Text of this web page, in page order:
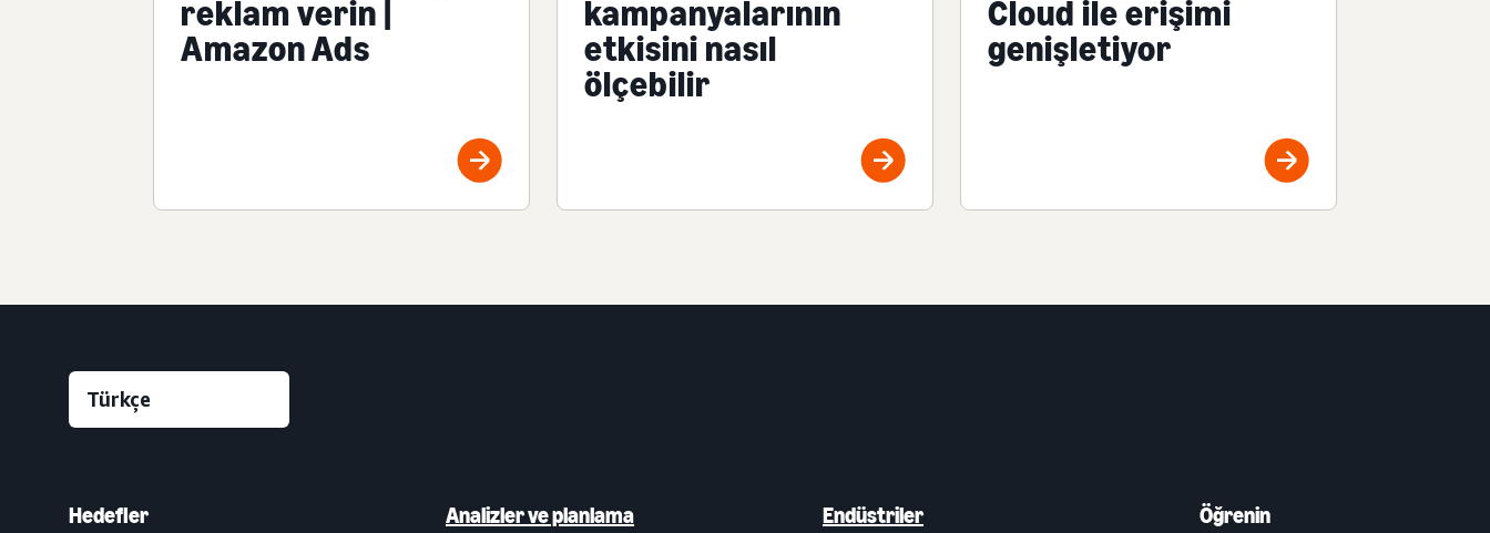
reklam verin |
Amazon Ads
kampanyalarının
etkisini nasıl
ölçebilir
Cloud ile erişimi
genişletiyor
Hedefler Analizler ve planlama Endüstriler Öğrenin